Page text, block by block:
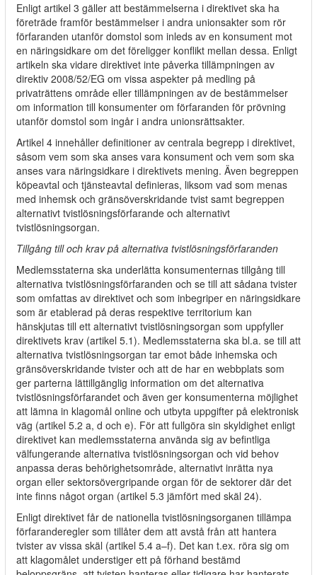
Enligt artikel 3 gäller att bestämmelserna i direktivet ska ha
företräde framför bestämmelser i andra unionsakter som rör
förfaranden utanför domstol som inleds av en konsument mot
en näringsidkare om det föreligger konflikt mellan dessa. Enligt
artikeln ska vidare direktivet inte påverka tillämpningen av
direktiv 2008/52/EG om vissa aspekter på medling på
privaträttens område eller tillämpningen av de bestämmelser
om information till konsumenter om förfaranden för prövning
utanför domstol som ingår i andra unionsrättsakter.
Artikel 4 innehåller definitioner av centrala begrepp i direktivet,
såsom vem som ska anses vara konsument och vem som ska
anses vara näringsidkare i direktivets mening. Även begreppen
köpeavtal och tjänsteavtal definieras, liksom vad som menas
med inhemsk och gränsöverskridande tvist samt begreppen
alternativt tvistlösningsförfarande och alternativt
tvistlösningsorgan.
Tillgång till och krav på alternativa tvistlösningsförfaranden
Medlemsstaterna ska underlätta konsumenternas tillgång till
alternativa tvistlösningsförfaranden och se till att sådana tvister
som omfattas av direktivet och som inbegriper en näringsidkare
som är etablerad på deras respektive territorium kan
hänskjutas till ett alternativt tvistlösningsorgan som uppfyller
direktivets krav (artikel 5.1). Medlemsstaterna ska bl.a. se till att
alternativa tvistlösningsorgan tar emot både inhemska och
gränsöverskridande tvister och att de har en webbplats som
ger parterna lättillgänglig information om det alternativa
tvistlösningsförfarandet och även ger konsumenterna möjlighet
att lämna in klagomål online och utbyta uppgifter på elektronisk
väg (artikel 5.2 a, d och e). För att fullgöra sin skyldighet enligt
direktivet kan medlemsstaterna använda sig av befintliga
välfungerande alternativa tvistlösningsorgan och vid behov
anpassa deras behörighetsområde, alternativt inrätta nya
organ eller sektorsövergripande organ för de sektorer där det
inte finns något organ (artikel 5.3 jämfört med skäl 24).
Enligt direktivet får de nationella tvistlösningsorganen tillämpa
förfaranderegler som tillåter dem att avstå från att hantera
tvister av vissa skäl (artikel 5.4 a–f). Det kan t.ex. röra sig om
att klagomålet understiger ett på förhand bestämd